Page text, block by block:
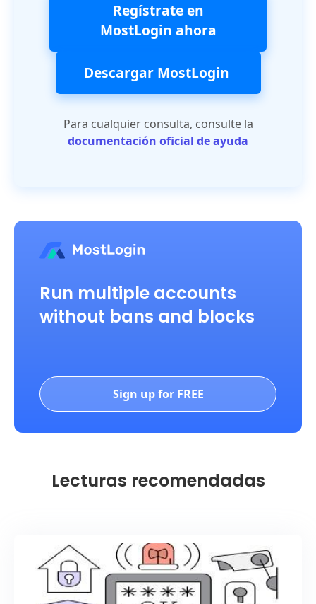
Regístrate en
MostLogin ahora
Descargar MostLogin
Para cualquier consulta, consulte la
documentación oficial de ayuda
Run multiple accounts
without bans and blocks
Sign up for FREE
Lecturas recomendadas